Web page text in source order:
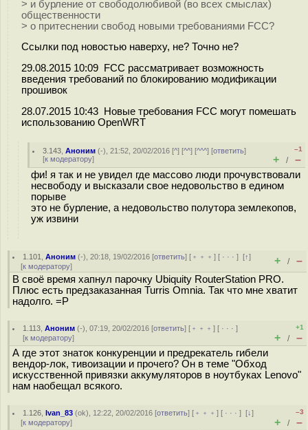
> и бурление от свободолюбивой (во всех смыслах)
общественности
> о притеснении свобод новыми требованиями FCC?
Ссылки под новостью наверху, не? Точно не?
29.08.2015 10:09 FCC рассматривает возможность
введения требований по блокированию модификации
прошивок
28.07.2015 10:43 Новые требования FCC могут помешать
использованию OpenWRT
3.143 ,Аноним (-), 21:52, 20/02/2016 [^] [^^] [^^^] [ответить]
[к модератору]
–1
+ / –
фи! я так и не увидел где массово люди прочувствовали
несвободу и высказали свое недовольство в едином
порыве
это не бурление, а недовольство полутора землекопов,
уж извини
1.101 ,Аноним (-), 20:18, 19/02/2016 [ответить] [ ﹢﹢﹢] [ · · ·][↑]
[к модератору] + / –
В своё время хапнул парочку Ubiquity RouterStation PRO.
Плюс есть предзаказанная Turris Omnia. Так что мне хватит
надолго. =P
1.113 ,Аноним (-), 07:19, 20/02/2016 [ответить] [ ﹢﹢﹢] [ · · ·]
[к модератору]
+1
+ / –
А где этот знаток конкуренции и предрекатель гибели
вендор-лок, тивоизации и прочего? Он в теме "Обход
искусственной привязки аккумуляторов в ноутбуках Lenovo"
нам наобещал всякого.
1.126 ,Ivan_83 (ok), 12:22, 20/02/2016 [ответить] [ ﹢﹢﹢] [ · · ·][↓]
[к модератору]
–3
+ / –